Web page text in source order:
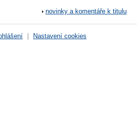
novinky a komentáře k titulu
Nastavení cookies